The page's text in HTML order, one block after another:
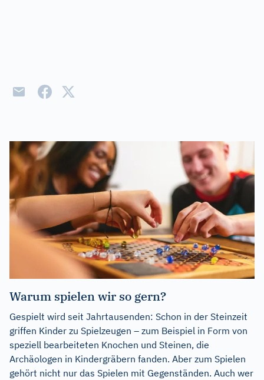
Warum spielen wir so gern?
Gespielt wird seit Jahrtausenden: Schon in der Steinzeit
griffen Kinder zu Spielzeugen – zum Beispiel in Form von
speziell bearbeiteten Knochen und Steinen, die
Archäologen in Kindergräbern fanden. Aber zum Spielen
gehört nicht nur das Spielen mit Gegenständen. Auch wer